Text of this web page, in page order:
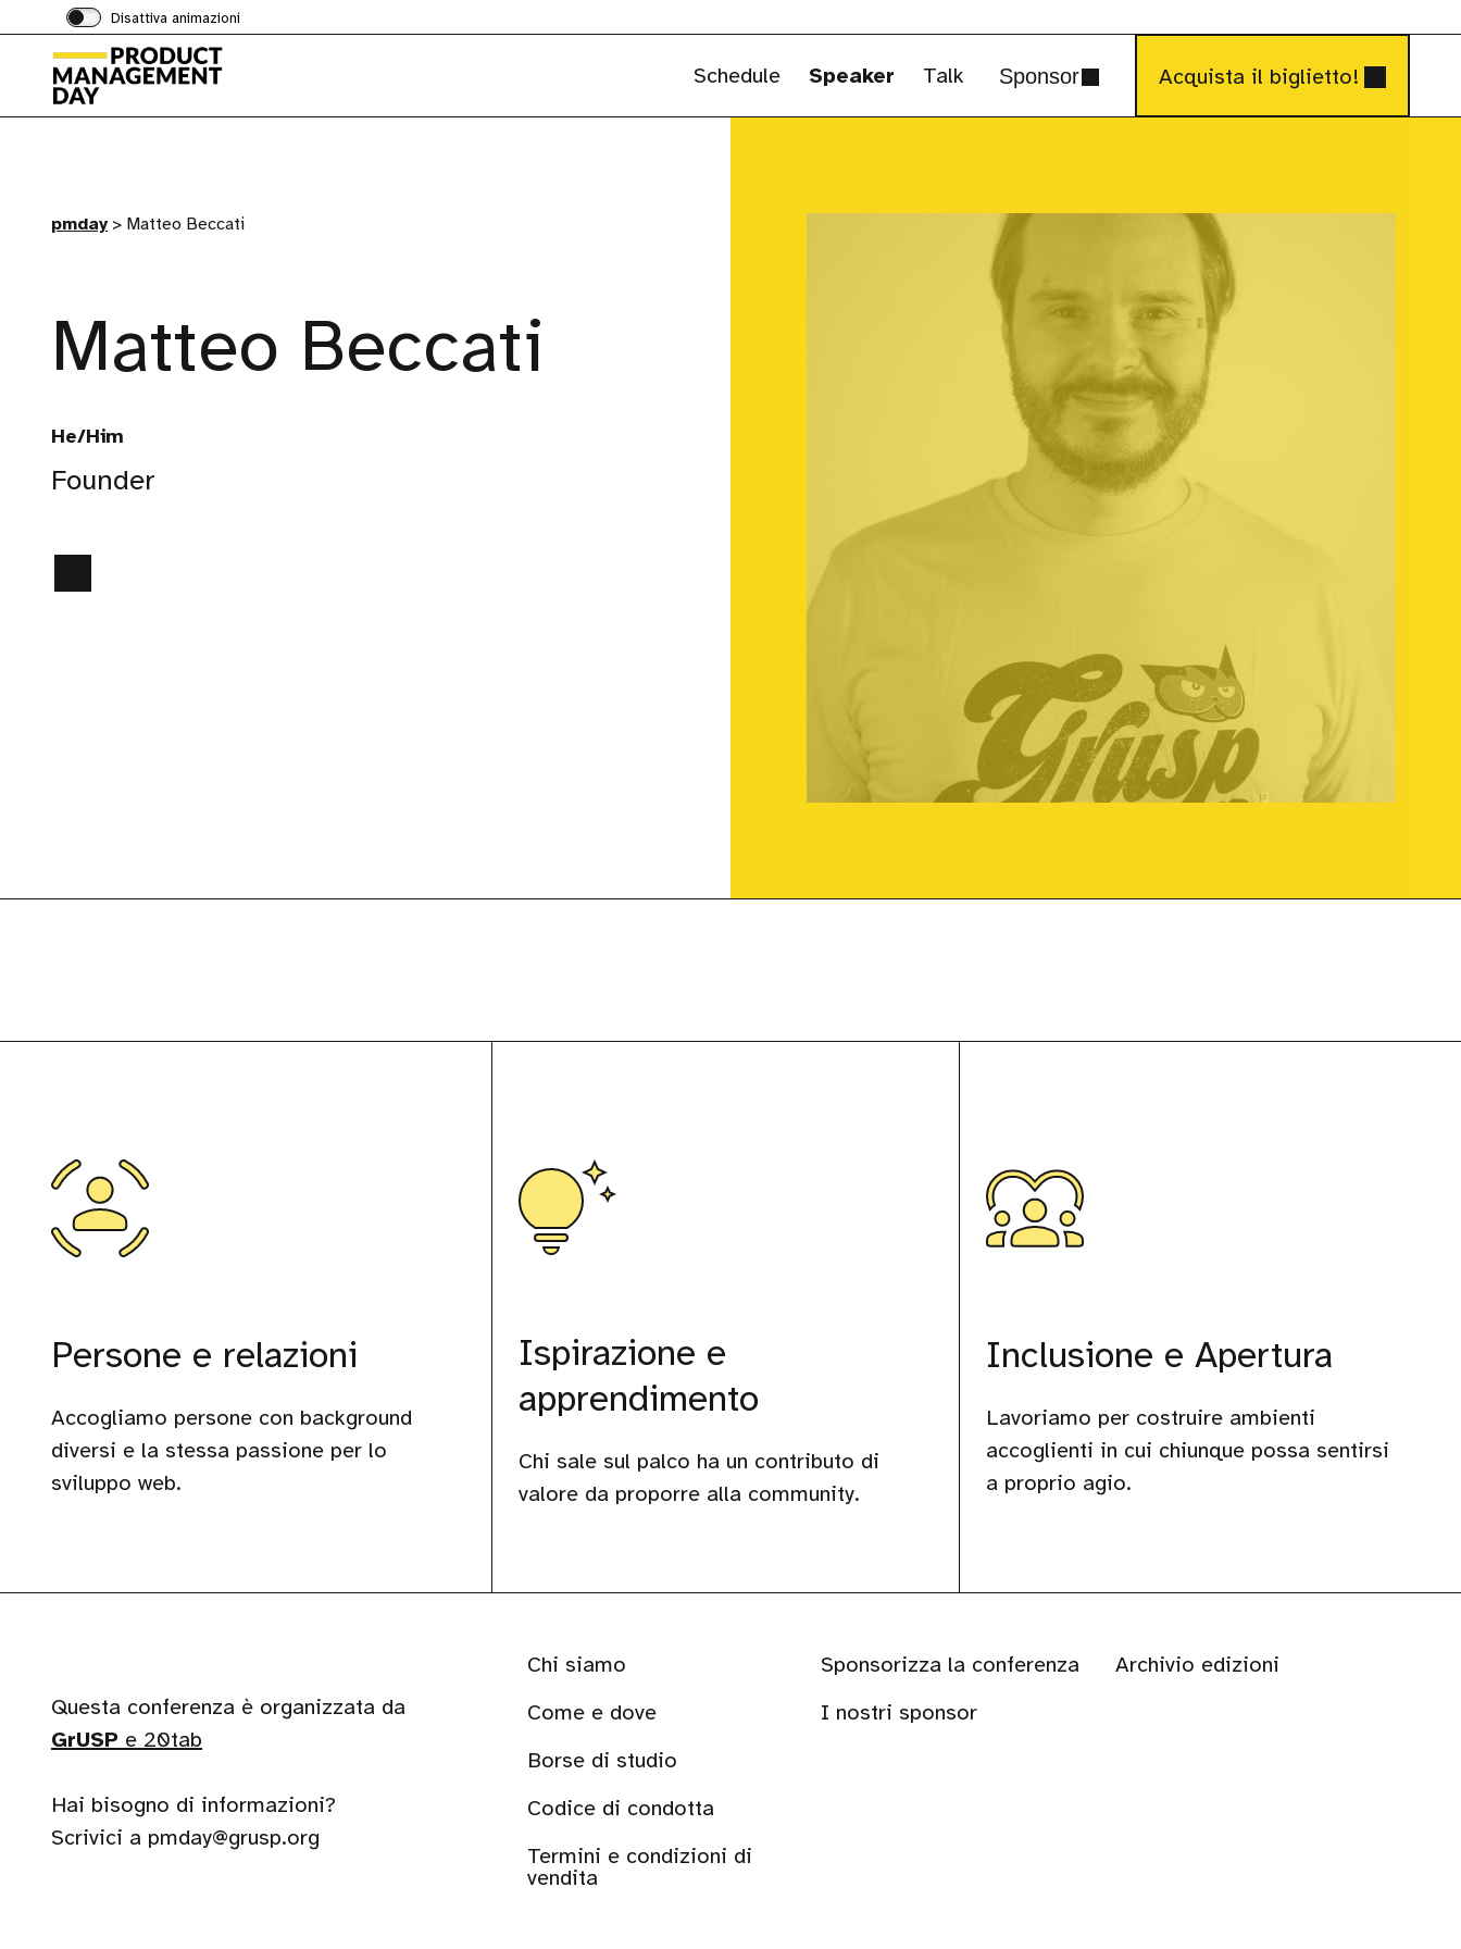
Disattiva animazioni
Schedule Speaker Talk Sponsor Acquista il biglietto!
pmday > Matteo Beccati
Matteo Beccati
He/Him
Founder
Persone e relazioni
Accogliamo persone con background
diversi e la stessa passione per lo
sviluppo web.
Ispirazione e
apprendimento
Chi sale sul palco ha un contributo di
valore da proporre alla community.
Inclusione e Apertura
Lavoriamo per costruire ambienti
accoglienti in cui chiunque possa sentirsi
a proprio agio.
Questa conferenza è organizzata da
GrUSP e 20tab
Hai bisogno di informazioni?
Scrivici a pmday@grusp.org
Chi siamo
Come e dove
Borse di studio
Codice di condotta
Termini e condizioni di
vendita
Sponsorizza la conferenza
I nostri sponsor
Archivio edizioni